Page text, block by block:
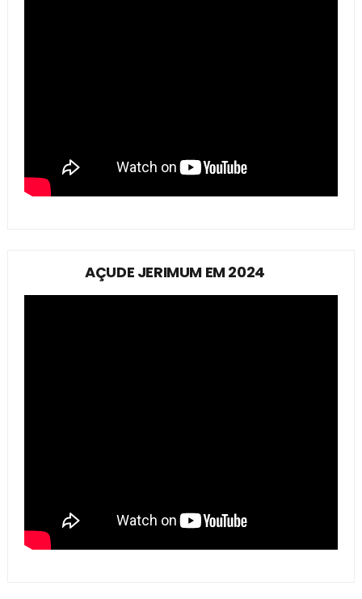
AÇUDE JERIMUM EM 2024